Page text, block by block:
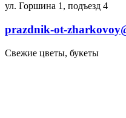
ул. Горшина 1, подъезд 4
prazdnik-ot-
Свежие цветы, букеты